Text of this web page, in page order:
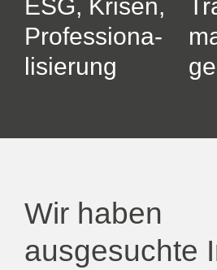
ESG, Krisen,
Professio­­­na­­­
li­sie­rung
Wir haben
ausgesuchte